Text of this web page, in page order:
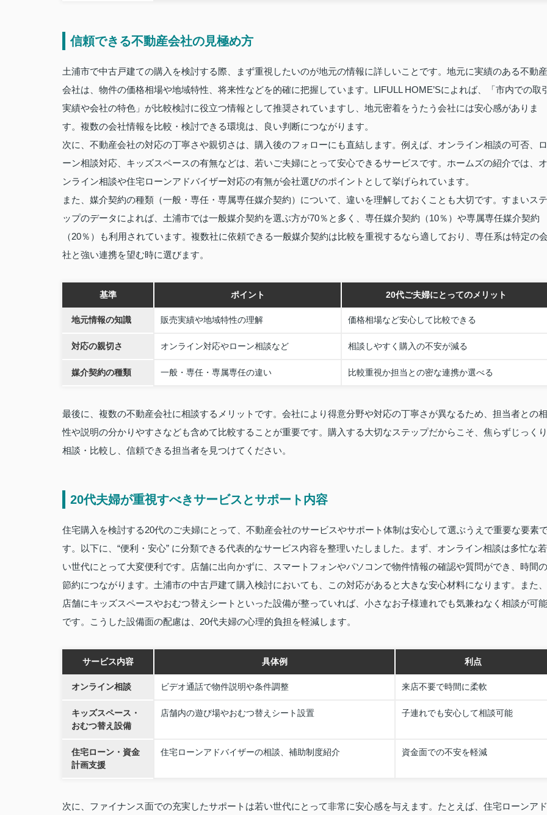
信頼できる不動産会社の見極め方
土浦市で中古戸建ての購入を検討する際、まず重視したいのが地元の情報に詳しいことです。地元に実績のある不動産
会社は、物件の価格相場や地域特性、将来性などを的確に把握しています。LIFULL HOME’Sによれば、「市内での取
実績や会社の特色」が比較検討に役立つ情報として推奨されていますし、地元密着をうたう会社には安心感がありま
す。複数の会社情報を比較・検討できる環境は、良い判断につながります。
次に、不動産会社の対応の丁寧さや親切さは、購入後のフォローにも直結します。例えば、オンライン相談の可否、ロ
ーン相談対応、キッズスペースの有無などは、若いご夫婦にとって安心できるサービスです。ホームズの紹介では、オ
ンライン相談や住宅ローンアドバイザー対応の有無が会社選びのポイントとして挙げられています。
また、媒介契約の種類（一般・専任・専属専任媒介契約）について、違いを理解しておくことも大切です。すまいステ
ップのデータによれば、土浦市では一般媒介契約を選ぶ方が70％と多く、専任媒介契約（10％）や専属専任媒介契約
（20％）も利用されています。複数社に依頼できる一般媒介契約は比較を重視するなら適しており、専任系は特定の
社と強い連携を望む時に選びます。
基準 ポイント 20代ご夫婦にとってのメリット
地元情報の知識 販売実績や地域特性の理解 価格相場など安心して比較できる
対応の親切さ オンライン対応やローン相談など 相談しやすく購入の不安が減る
媒介契約の種類 一般・専任・専属専任の違い 比較重視か担当との密な連携か選べる
最後に、複数の不動産会社に相談するメリットです。会社により得意分野や対応の丁寧さが異なるため、担当者との相
性や説明の分かりやすさなども含めて比較することが重要です。購入する大切なステップだからこそ、焦らずじっくり
相談・比較し、信頼できる担当者を見つけてください。
20代夫婦が重視すべきサービスとサポート内容
住宅購入を検討する20代のご夫婦にとって、不動産会社のサービスやサポート体制は安心して選ぶうえで重要な要素
す。以下に、“便利・安心” に分類できる代表的なサービス内容を整理いたしました。まず、オンライン相談は多忙な若
い世代にとって大変便利です。店舗に出向かずに、スマートフォンやパソコンで物件情報の確認や質問ができ、時間の
節約につながります。土浦市の中古戸建て購入検討においても、この対応があると大きな安心材料になります。また、
店舗にキッズスペースやおむつ替えシートといった設備が整っていれば、小さなお子様連れでも気兼ねなく相談が可能
です。こうした設備面の配慮は、20代夫婦の心理的負担を軽減します。
サービス内容 具体例 利点
オンライン相談 ビデオ通話で物件説明や条件調整 来店不要で時間に柔軟
キッズスペース・
おむつ替え設備
店舗内の遊び場やおむつ替えシート設置 子連れでも安心して相談可能
住宅ローン・資金
計画支援
住宅ローンアドバイザーの相談、補助制度紹介 資金面での不安を軽減
次に、ファイナンス面での充実したサポートは若い世代にとって非常に安心感を与えます。たとえば、住宅ローンアド